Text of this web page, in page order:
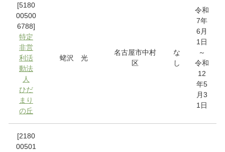
[5180
00500
6788]
特定
非営
利活
動法
人
ひだ
まり
の丘
蛯沢 光
名古屋市中村
区
な
し
令和
7年
6月
1日
～
令和
12
年5
月3
1日
[2180
00501